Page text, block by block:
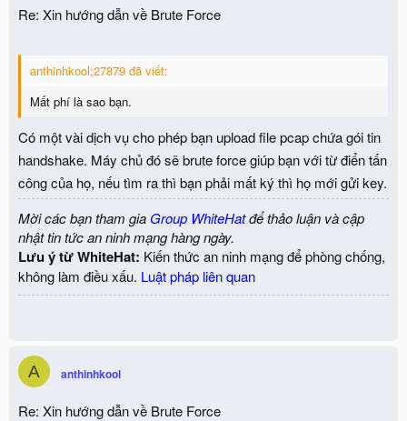
Re: Xin hướng dẫn về Brute Force
anthinhkool;27879 đã viết:
Mất phí là sao bạn.
Có một vài dịch vụ cho phép bạn upload file pcap chứa gói tin
handshake. Máy chủ đó sẽ brute force giúp bạn với từ điển tấn
công của họ, nếu tìm ra thì bạn phải mất ký thì họ mới gửi key.
Mời các bạn tham gia Group WhiteHatđể thảo luận và cập
nhật tin tức an ninh mạng hàng ngày.
Lưu ý từ WhiteHat: Kiến thức an ninh mạng để phòng chống,
không làm điều xấu. Luật pháp liên quan
A anthinhkool
Re: Xin hướng dẫn về Brute Force